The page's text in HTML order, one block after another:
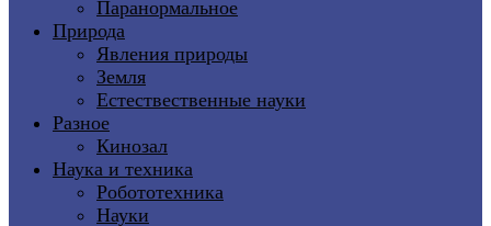
Паранормальное
Природа
Явления природы
Земля
Естествественные науки
Разное
Кинозал
Наука и техника
Робототехника
Науки